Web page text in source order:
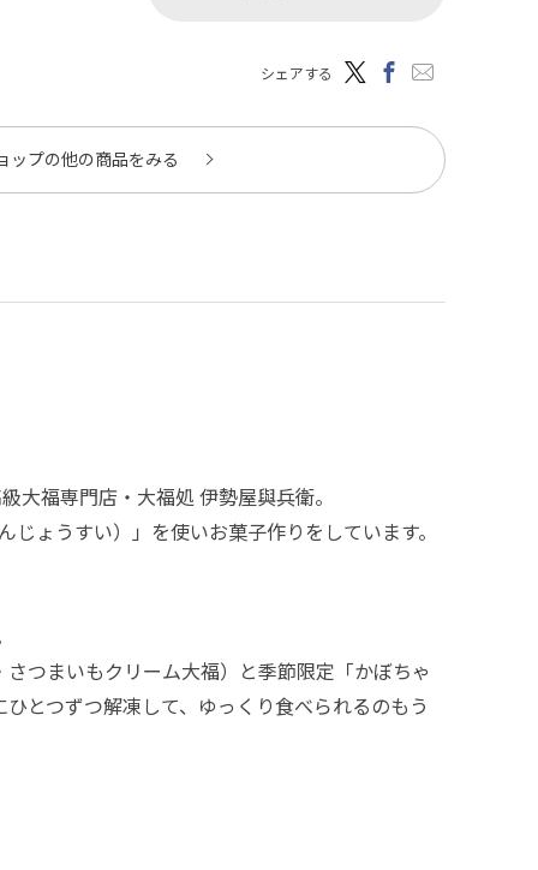
シェアする
ップの他の商品をみる
大福専門店・大福処 伊勢屋與兵衛。
ょうすい）」を使いお菓子作りをしています。
つまいもクリーム大福）と季節限定「かぼちゃ
とつずつ解凍して、ゆっくり食べられるのもう